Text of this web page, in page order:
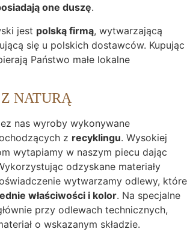
one duszę.
jest polską firmą, wytwarzającą
się u polskich dostawców. Kupując
Państwo małe lokalne
NATURĄ
nas wyroby wykonywane
z recyklingu. Wysokiej
wytapiamy w naszym piecu dając
odzyskane materiały
wytwarzamy odlewy, które
właściwości i kolor. Na specjalne
przy odlewach technicznych,
o wskazanym składzie.